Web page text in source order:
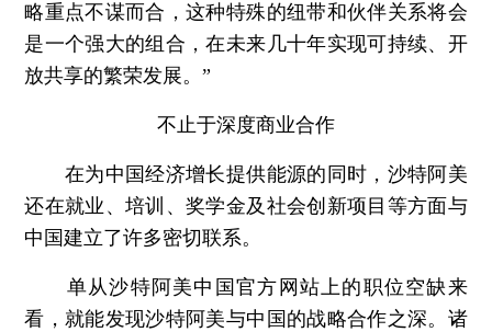
略重点不谋而合，这种特殊的纽带和伙伴关系将会
是一个强大的组合，在未来几十年实现可持续、开
放共享的繁荣发展。”
不止于深度商业合作
在为中国经济增长提供能源的同时，沙特阿美
还在就业、培训、奖学金及社会创新项目等方面与
中国建立了许多密切联系。
单从沙特阿美中国官方网站上的职位空缺来
看，就能发现沙特阿美与中国的战略合作之深。诸